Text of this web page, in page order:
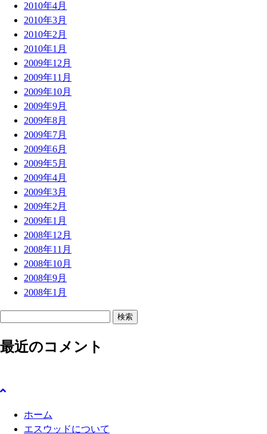
2010年4月
2010年3月
2010年2月
2010年1月
2009年12月
2009年11月
2009年10月
2009年9月
2009年8月
2009年7月
2009年6月
2009年5月
2009年4月
2009年3月
2009年2月
2009年1月
2008年12月
2008年11月
2008年10月
2008年9月
2008年1月
:最近のコメント
ホーム
エスウッドについて